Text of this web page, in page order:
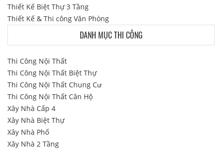
Thiết Kế Biệt Thự 3 Tầng
Thiết Kế & Thi công Văn Phòng
DANH MỤC THI CÔNG
Thi Công Nội Thất
Thi Công Nội Thất Biệt Thự
Thi Công Nội Thất Chung Cư
Thi Công Nội Thất Căn Hộ
Xây Nhà Cấp 4
Xây Nhà Biệt Thự
Xây Nhà Phố
Xây Nhà 2 Tầng